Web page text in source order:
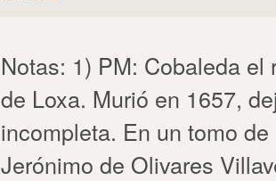
Notas: 1) PM: Cobaleda
de Loxa. Murió en 1657,
incompleta. En un tomo
Jerónimo de Olivares